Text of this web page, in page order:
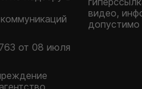
от 08 июля
видео,
допустимо